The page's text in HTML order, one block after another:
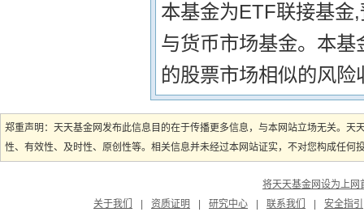
本基金为ETF联接基金
与货币市场基金。本
的股票市场相似的风险
郑重声明：天天基金网发布此信息目的在于传播更多信息，与本网站立场无关。
性、有效性、及时性、原创性等。相关信息并未经过本网站证实，不对您构成任
将天天基金网设为上网
关于我们
资质证明 研究中心 联系我们
安全指引